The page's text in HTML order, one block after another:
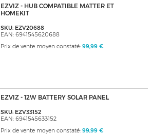
EZVIZ - HUB COMPATIBLE MATTER ET
HOMEKIT
SKU: EZV20688
EAN: 6941545620688
Prix de vente moyen constaté: 99,99 €
EZVIZ - 12W BATTERY SOLAR PANEL
SKU: EZV33152
EAN: 6941545633152
Prix de vente moyen constaté: 99,99 €